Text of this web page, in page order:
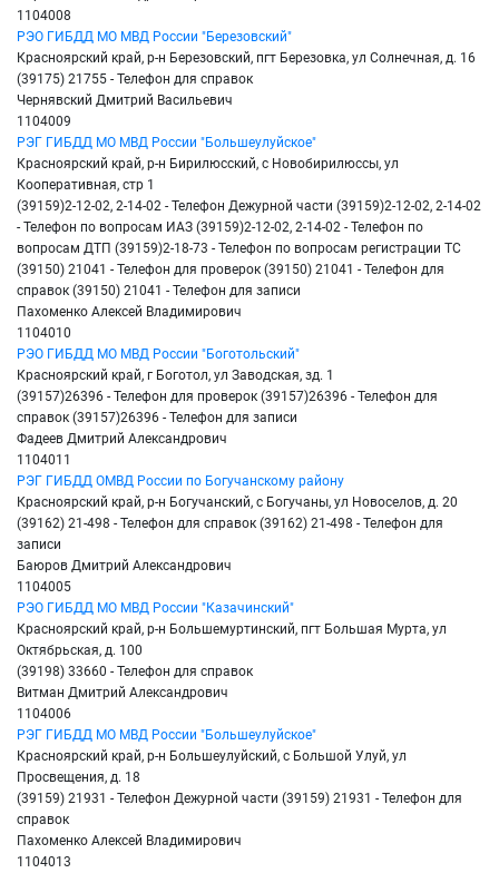
1104008
РЭО ГИБДД МО МВД России "Березовский"
Красноярский край, р-н Березовский, пгт Березовка, ул Солнечная, д. 16
(39175) 21755 - Телефон для справок
Чернявский Дмитрий Васильевич
1104009
РЭГ ГИБДД МО МВД России "Большеулуйское"
Красноярский край, р-н Бирилюсский, с Новобирилюссы, ул
Кооперативная, стр 1
(39159)2-12-02, 2-14-02 - Телефон Дежурной части (39159)2-12-02, 2-14-02
- Телефон по вопросам ИАЗ (39159)2-12-02, 2-14-02 - Телефон по
вопросам ДТП (39159)2-18-73 - Телефон по вопросам регистрации ТС
(39150) 21041 - Телефон для проверок (39150) 21041 - Телефон для
справок (39150) 21041 - Телефон для записи
Пахоменко Алексей Владимирович
1104010
РЭО ГИБДД МО МВД России "Боготольский"
Красноярский край, г Боготол, ул Заводская, зд. 1
(39157)26396 - Телефон для проверок (39157)26396 - Телефон для
справок (39157)26396 - Телефон для записи
Фадеев Дмитрий Александрович
1104011
РЭГ ГИБДД ОМВД России по Богучанскому району
Красноярский край, р-н Богучанский, с Богучаны, ул Новоселов, д. 20
(39162) 21-498 - Телефон для справок (39162) 21-498 - Телефон для
записи
Баюров Дмитрий Александрович
1104005
РЭО ГИБДД МО МВД России "Казачинский"
Красноярский край, р-н Большемуртинский, пгт Большая Мурта, ул
Октябрьская, д. 100
(39198) 33660 - Телефон для справок
Витман Дмитрий Александрович
1104006
РЭГ ГИБДД МО МВД России "Большеулуйское"
Красноярский край, р-н Большеулуйский, с Большой Улуй, ул
Просвещения, д. 18
(39159) 21931 - Телефон Дежурной части (39159) 21931 - Телефон для
справок
Пахоменко Алексей Владимирович
1104013